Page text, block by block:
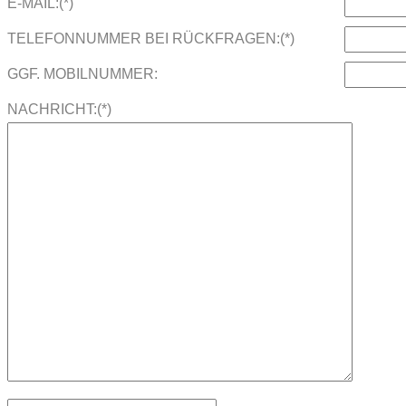
TELEFONNUMMER BEI RÜCKFRAGEN:(*)
GGF. MOBILNUMMER:
NACHRICHT:(*)